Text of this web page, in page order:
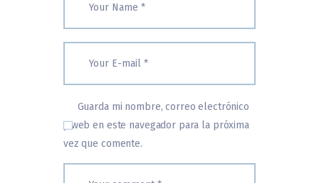
Guarda mi nombre, correo electrónico
y web en este navegador para la próxima
vez que comente.